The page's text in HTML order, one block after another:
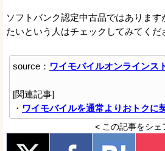
ソフトバンク認定中古品ではあります
たいという人はチェックしてみてくだ
source： ワイモバイルオンラインス
[関連記事]
・ ワイモバイルを通常よりおトクに
< この記事をシェ